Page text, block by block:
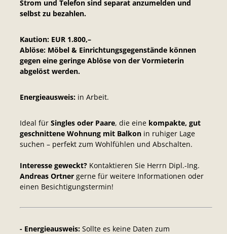
Strom und Telefon sind separat anzumelden und
selbst zu bezahlen.
Kaution: EUR 1.800,–
Ablöse: Möbel & Einrichtungsgegenstände können
gegen eine geringe Ablöse von der Vormieterin
abgelöst werden.
Energieausweis:in Arbeit.
Ideal für Singles oder Paare, die eine kompakte, gut
geschnittene Wohnung mit Balkonin ruhiger Lage
suchen – perfekt zum Wohlfühlen und Abschalten.
Interesse geweckt?Kontaktieren Sie Herrn Dipl.-Ing.
Andreas Ortner gerne für weitere Informationen oder
einen Besichtigungstermin!
- Energieausweis: Sollte es keine Daten zum